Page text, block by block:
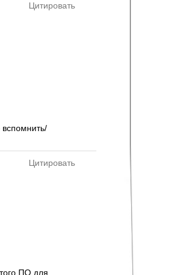
Цитировать
вспомнить/
Цитировать
ПО для